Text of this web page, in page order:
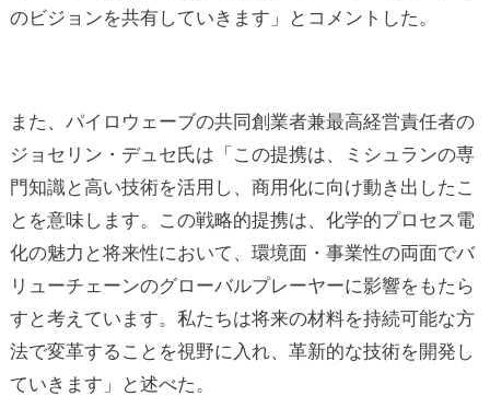
のビジョンを共有していきます」とコメントした。
また、パイロウェーブの共同創業者兼最高経営責任者の
ジョセリン・デュセ氏は「この提携は、ミシュランの専
門知識と高い技術を活用し、商用化に向け動き出したこ
とを意味します。この戦略的提携は、化学的プロセス電
化の魅力と将来性において、環境面・事業性の両面でバ
リューチェーンのグローバルプレーヤーに影響をもたら
すと考えています。私たちは将来の材料を持続可能な方
法で変革することを視野に入れ、革新的な技術を開発し
ていきます」と述べた。